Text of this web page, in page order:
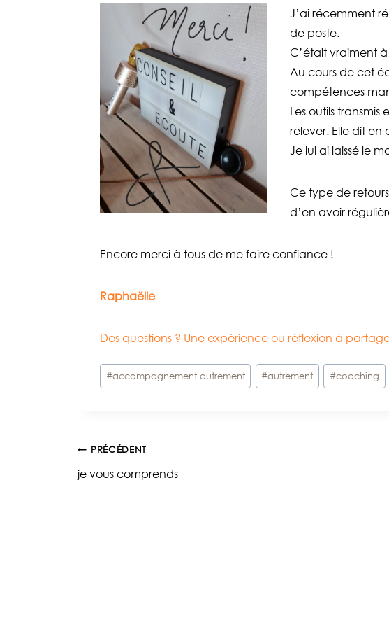
J’ai récemment
de poste.
C’était vraiment
Au cours de cet
compétences
Les outils
relever. Elle dit
Je lui ai laissé le
Ce type de
d’en avoir
Encore merci à tous de me faire confiance !
Raphaëlle
Des questions ? Une expérience ou réflexion à
Étiquettes
de
#accompagnement autrement #autrement #coaching
Navigation
PRÉCÉDENT
je vous comprends